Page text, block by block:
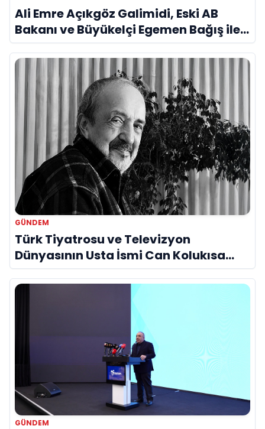
Ali Emre Açıkgöz Galimidi, Eski AB
Bakanı ve Büyükelçi Egemen Bağış ile
Bir Araya Geldi
GÜNDEM
Türk Tiyatrosu ve Televizyon
Dünyasının Usta İsmi Can Kolukısa
Hayatını Kaybetti
GÜNDEM